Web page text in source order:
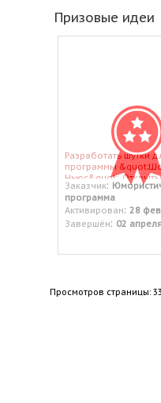
Призовые идеи
Разработать шутки
программы
Ньюс&quot;.
тестовый заказ для
которые еще не
свои силы в этих
Заказчик:
программа
Активирован: 28
Завершён: 02
Просмотров страницы: